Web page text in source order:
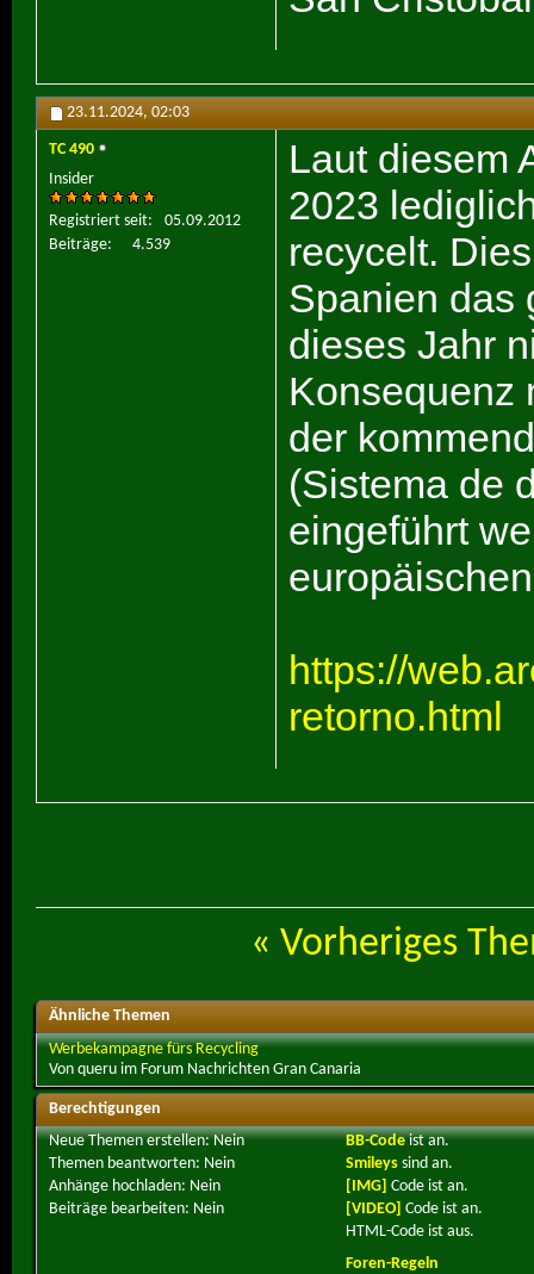
23.11.2024, 02:03
TC 490
Insider
Registriert seit
05.09.2012
Beiträge
4.539
Laut diesem
2023
recycelt.
Spanien das
dieses Jahr
Konsequenz
der
(Sistema de
eingeführt
https://
retorno.html
« Vorheriges
Ähnliche Themen
Werbekampagne fürs Recycling
Von queru im Forum Nachrichten Gran Canaria
Berechtigungen
Neue Themen erstellen:Nein
Themen beantworten: Nein
Anhänge hochladen: Nein
Beiträge bearbeiten: Nein
BB-Codeistan.
Smileyssind an.
[IMG] Code ist an.
[VIDEO] Code ist an.
HTML-Code ist aus.
Foren-Regeln